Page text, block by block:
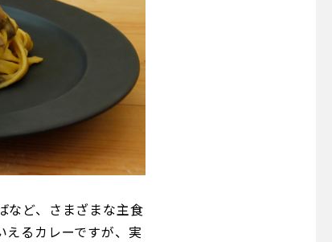
など、さまざまな主食
えるカレーですが、実